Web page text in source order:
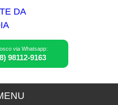
via Whatsapp:
98112-9163